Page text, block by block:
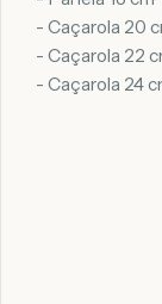
- Caçarola 20
- Caçarola 22
- Caçarola 24